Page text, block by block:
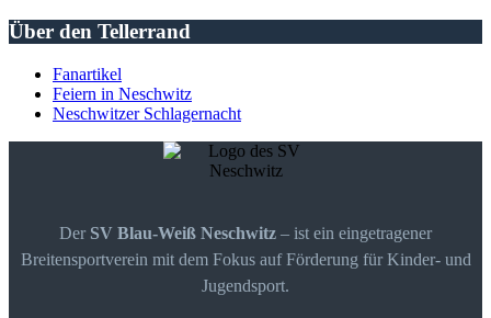
Über den Tellerrand
Fanartikel
Feiern in Neschwitz
Neschwitzer Schlagernacht
Der SV Blau-Weiß Neschwitz – ist ein eingetragener
Breitensportverein mit dem Fokus auf Förderung für Kinder- und
Jugendsport.